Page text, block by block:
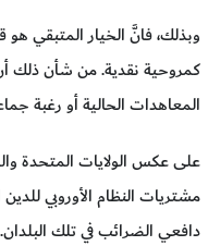
كمروحية نقدية. من شأن ذلك أن
المعاهدات الحالية أو رغبة
على عكس الولايات المتحدة
مشتريات النظام الأوروبي
دافعي الضرائب في تلك البلدان.